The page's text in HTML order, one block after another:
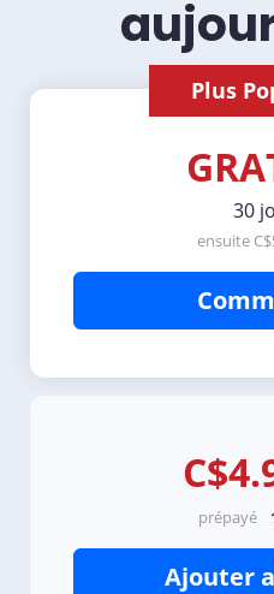
Plus
30
ensuite
prépayé
Ajouter